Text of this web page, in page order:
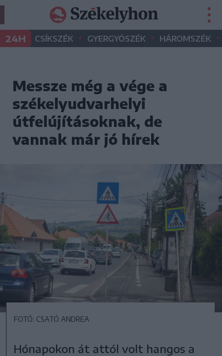
24H CSÍKSZÉK • GYERGYÓSZÉK • HÁROMSZÉK •
Messze még a vége a
székelyudvarhelyi
útfelújításoknak, de
vannak már jó hírek
FOTÓ: CSATÓ ANDREA
Hónapokon át attól volt hangos a